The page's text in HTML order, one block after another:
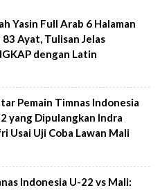
Yasin Full Arab 6 Halaman
83 Ayat, Tulisan Jelas
dengan Latin
Pemain Timnas Indonesia
yang Dipulangkan Indra
Usai Uji Coba Lawan Mali
Indonesia U-22 vs Mali: